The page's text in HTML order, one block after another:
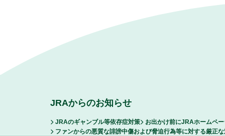
JRAからのお知らせ
JRAのギャンブル等依存症対策
お出かけ前にJRAホームペ
ファンからの悪質な誹謗中傷および脅迫行為等に対する厳正